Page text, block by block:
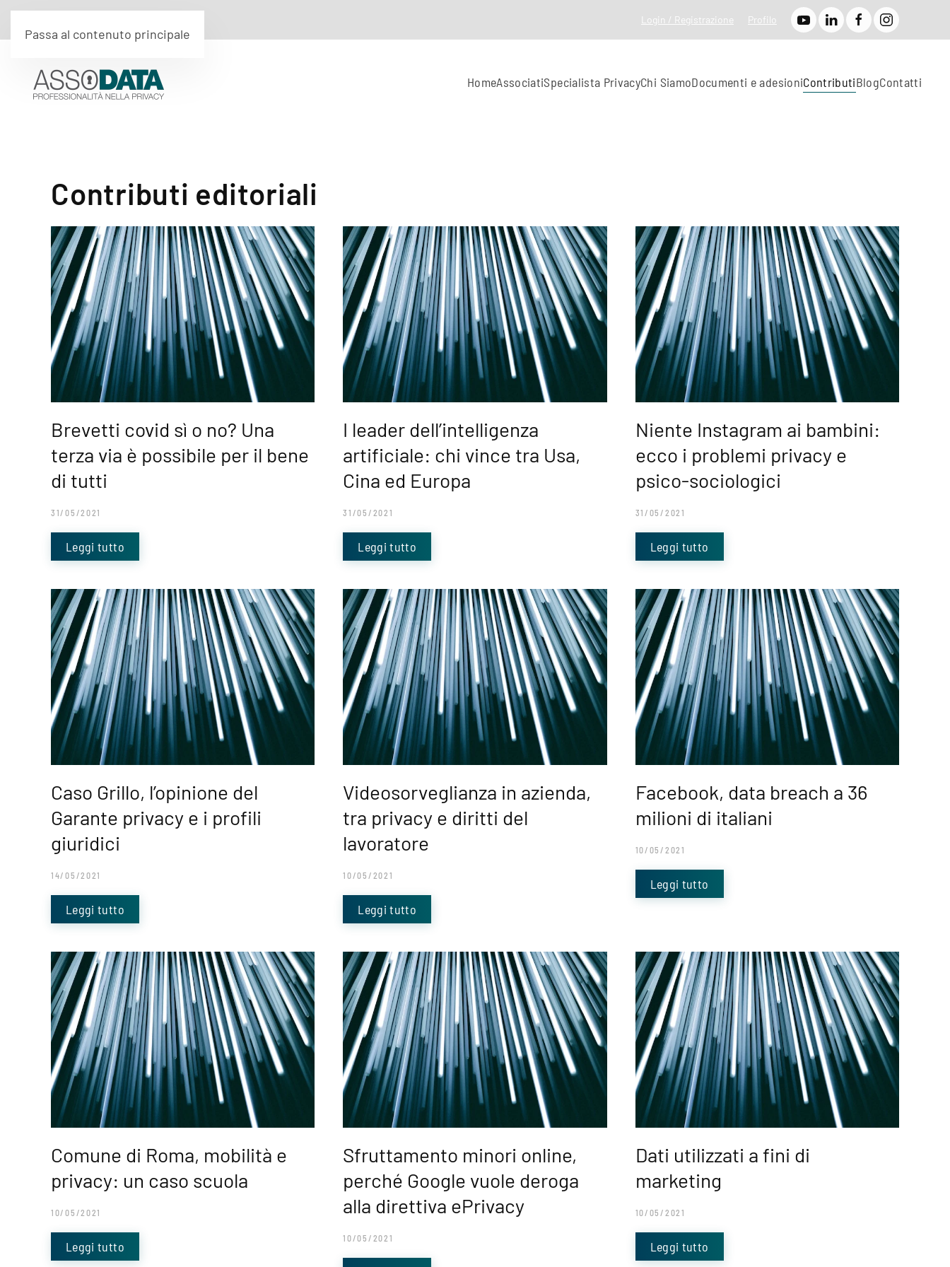
Passa al contenuto principale
Login / Registrazione Profilo
HomeAssociatiSpecialista PrivacyChi SiamoDocumenti e adesioniContributiBlogContatti
Contributi editoriali
Brevetti covid sì o no? Una
terza via è possibile per il bene
di tutti
31/05/2021
Leggi tutto
I leader dell’intelligenza
artificiale: chi vince tra Usa,
Cina ed Europa
31/05/2021
Leggi tutto
Niente Instagram ai bambini:
ecco i problemi privacy e
psico-sociologici
31/05/2021
Leggi tutto
Caso Grillo, l’opinione del
Garante privacy e i profili
giuridici
14/05/2021
Leggi tutto
Videosorveglianza in azienda,
tra privacy e diritti del
lavoratore
10/05/2021
Leggi tutto
Facebook, data breach a 36
milioni di italiani
10/05/2021
Leggi tutto
Comune di Roma, mobilità e
privacy: un caso scuola
10/05/2021
Leggi tutto
Sfruttamento minori online,
perché Google vuole deroga
alla direttiva ePrivacy
10/05/2021
Dati utilizzati a fini di
marketing
10/05/2021
Leggi tutto